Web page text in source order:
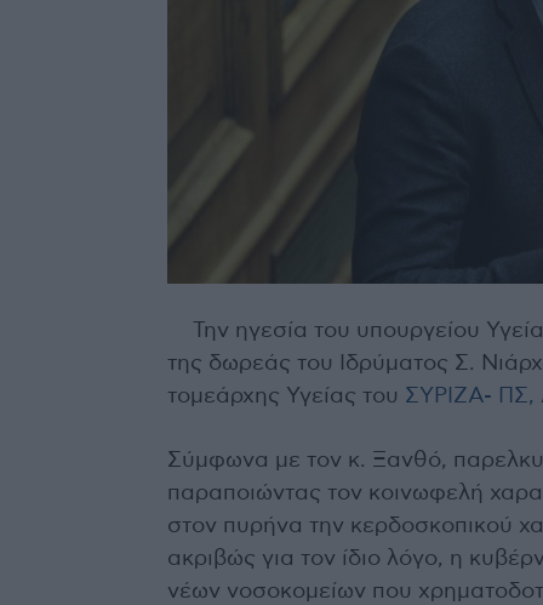
Την ηγεσία του υπουργείου
της δωρεάς του Ιδρύματος Σ.
τομεάρχης Υγείας του ΣΥΡΙΖΑ- ΠΣ,
Σύμφωνα με τον κ. Ξανθό,
παραποιώντας τον κοινωφελή
στον πυρήνα την κερδοσκοπικού
ακριβώς για τον ίδιο λόγο, η
νέων νοσοκομείων που